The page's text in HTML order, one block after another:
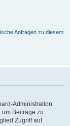
Anfragen zu diesem
Administration
Beiträge zu
Zugriff auf